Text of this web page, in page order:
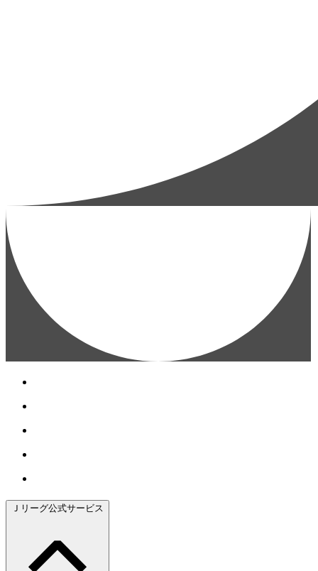
Ｊリーグ公式サービス